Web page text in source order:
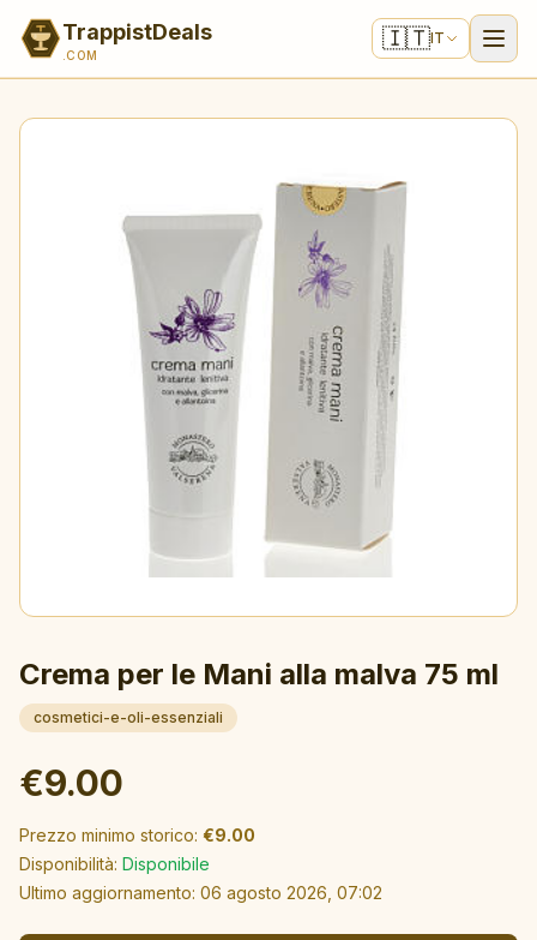
TrappistDeals
.COM
🇮🇹IT
Offerte
Scriptorium
Telegram
Crema per le Mani alla malva 75 ml
cosmetici-e-oli-essenziali
€9.00
Prezzo minimo storico: €9.00
Disponibilità: Disponibile
Ultimo aggiornamento: 06 agosto 2026, 07:02